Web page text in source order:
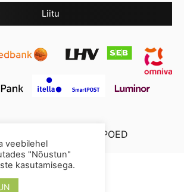
XYSUM E-POED
veebilehel
"Nõustun"
kasutamisega.